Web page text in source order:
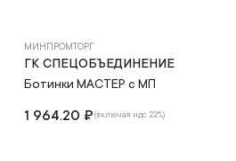
МИНПРОМТОРГ
ГК СПЕЦОБЪЕДИНЕНИЕ
Ботинки МАСТЕР с МП
1 964.20 ₽(включая ндс 22%)